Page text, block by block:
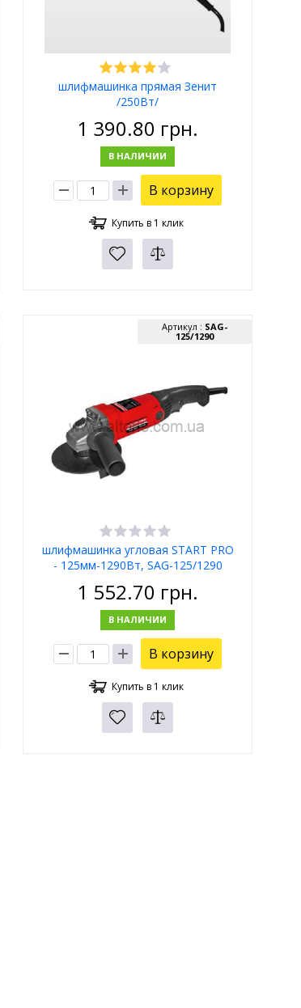
шлифмашинка прямая Зенит
/250Вт/
1 390.80 грн.
В НАЛИЧИИ
В корзину
Купить в 1 клик
шлифмашинка угловая START PRO
- 125мм-1290Вт, SAG-125/1290
Артикул : SAG-
125/1290
1 552.70 грн.
В НАЛИЧИИ
В корзину
Купить в 1 клик